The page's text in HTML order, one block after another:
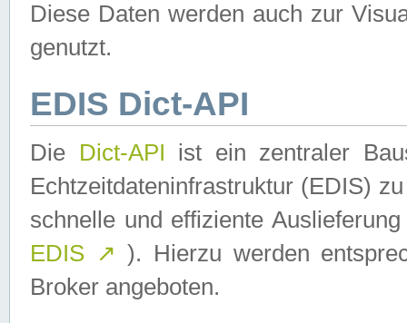
Diese Daten werden auch zur
genutzt.
EDIS Dict-API
Die Dict-API ist ein zentraler
Echtzeitdateninfrastruktur (EDIS)
schnelle und effiziente
EDIS ↗ ). Hierzu werden
Broker angeboten.